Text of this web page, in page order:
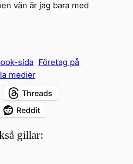
vän är jag bara med
sida Företag på
medier
Threads
Reddit
gillar: